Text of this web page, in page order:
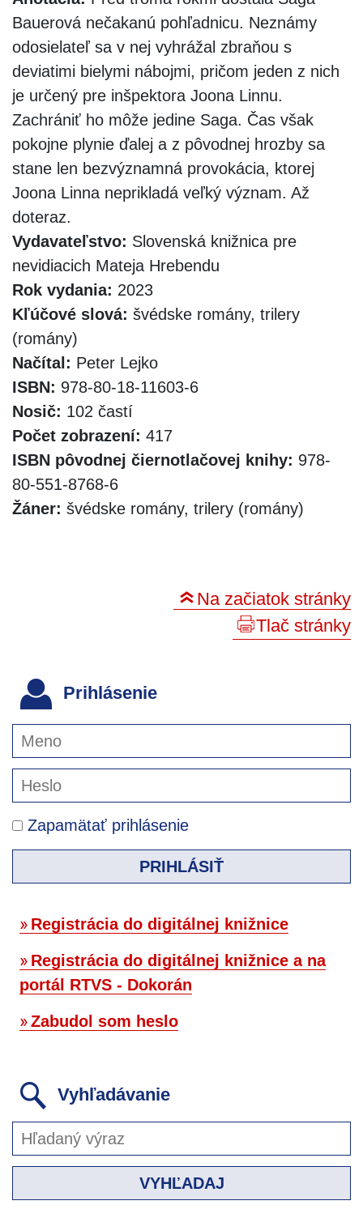
Bauerová nečakanú pohľadnicu. Neznámy
odosielateľ sa v nej vyhrážal zbraňou s
deviatimi bielymi nábojmi, pričom jeden z nich
je určený pre inšpektora Joona Linnu.
Zachrániť ho môže jedine Saga. Čas však
pokojne plynie ďalej a z pôvodnej hrozby sa
stane len bezvýznamná provokácia, ktorej
Joona Linna neprikladá veľký význam. Až
doteraz.
Vydavateľstvo: Slovenská knižnica pre
nevidiacich Mateja Hrebendu
Rok vydania: 2023
Kľúčové slová: švédske romány, trilery
(romány)
Načítal: Peter Lejko
ISBN: 978-80-18-11603-6
Nosič: 102 častí
Počet zobrazení: 417
ISBN pôvodnej čiernotlačovej knihy: 978-
80-551-8768-6
Žáner: švédske romány, trilery (romány)
Na začiatok stránky
Tlač stránky
Prihlásenie
Zapamätať prihlásenie
PRIHLÁSIŤ
Registrácia do digitálnej knižnice
Registrácia do digitálnej knižnice a na
portál RTVS - Dokorán
Zabudol som heslo
Vyhľadávanie
VYHĽADAJ